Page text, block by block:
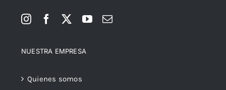
NUESTRA EMPRESA
Quienes somos